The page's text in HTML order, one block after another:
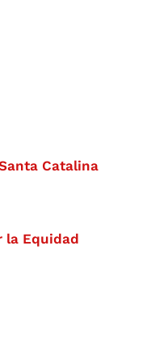
Catalina
la Equidad